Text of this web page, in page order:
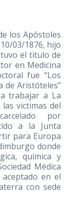
los Apóstoles
03/1876, hijo
el titulo de
en Medicina
fue “Los
de Aristóteles”
trabajar a La
victimas del
por
a la Junta
para Europa
donde
química y
Médica
en el
con sede